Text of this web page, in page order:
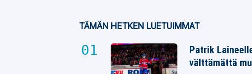
TÄMÄN HETKEN LUETUIMMAT
Patrik
välttämättä